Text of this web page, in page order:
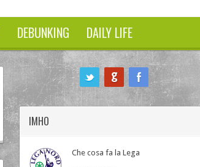
DEBUNKING DAILY LIFE
IMHO
Che cosa fa la Lega